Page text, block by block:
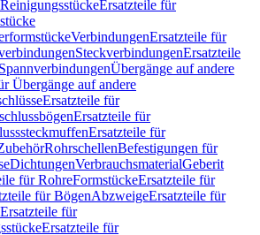
ReinigungsstückeErsatzteile für
VerbindungenErsatzteile für
SteckverbindungenErsatzteile
SpannverbindungenÜbergänge auf andere
Übergänge auf andere
Ersatzteile für
Ersatzteile für
Ersatzteile für
RohrschellenBefestigungen für
DichtungenVerbrauchsmaterialGeberit
für RohreFormstückeErsatzteile für
für BögenAbzweigeErsatzteile für
Ersatzteile für
Ersatzteile für